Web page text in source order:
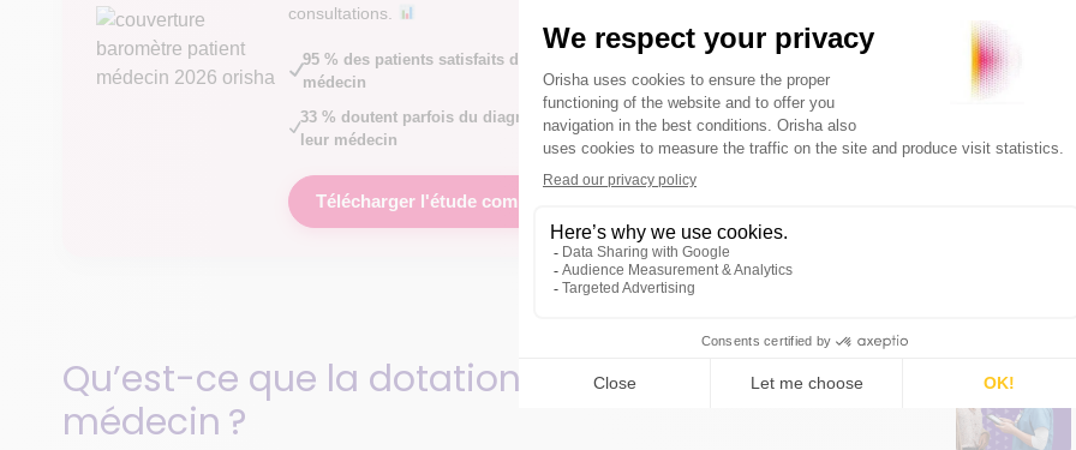
consultations.
95 % des patients satisfaits de leur
médecin
82 % peinent à trouver un médecin
disponible
33 % doutent parfois du diagnostic de
leur médecin
71 % veulent pouvoir refuser l'IA en
consultation
Télécharger l'étude complète
Qu’est-ce que la dotation numérique pour un
médecin ?